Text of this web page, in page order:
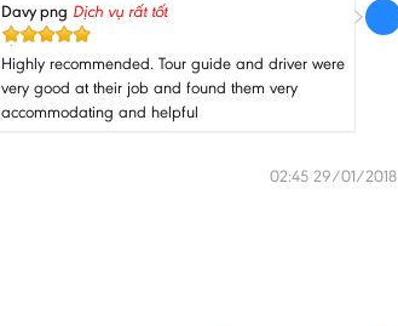
Davy png Dịch vụ rất tốt
Highly recommended. Tour guide and driver were
very good at their job and found them very
accommodating and helpful
02:45 29/01/2018